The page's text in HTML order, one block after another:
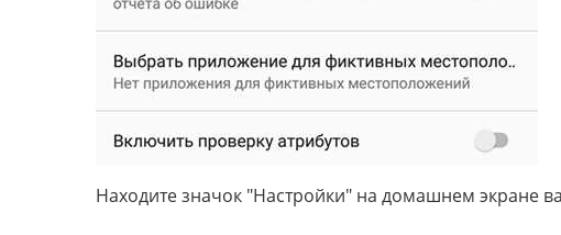
Находите значок "Настройки" на домашнем экране